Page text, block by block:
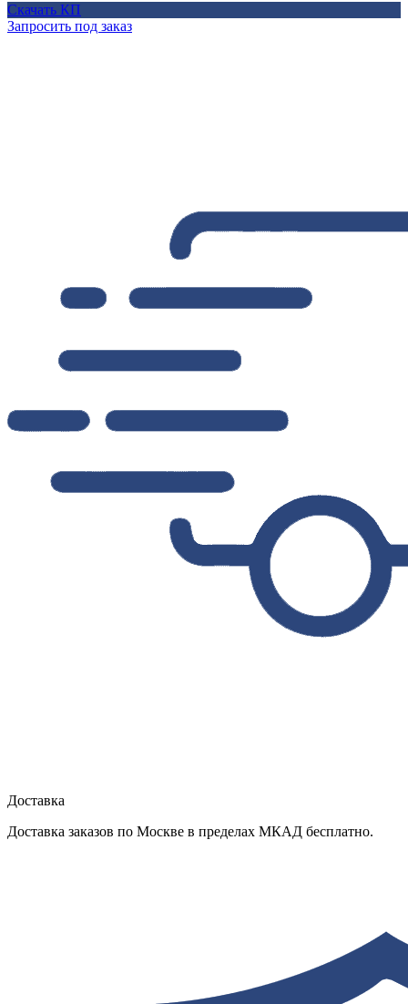
Скачать КП
Запросить под заказ
Доставка
Доставка заказов по Москве в пределах МКАД бесплатно.